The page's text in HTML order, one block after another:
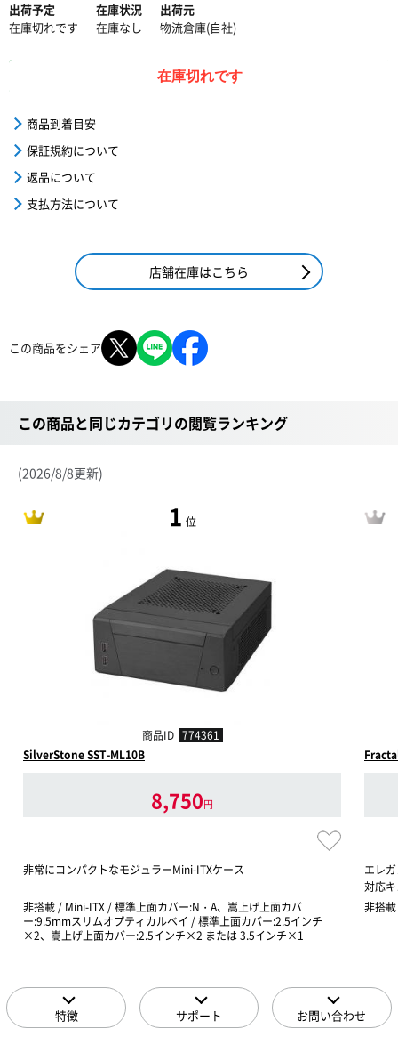
出荷予定
在庫切れです
在庫状況
在庫なし
出荷元
物流倉庫(自社)
在庫切れです
商品到着目安
保証規約について
返品について
支払方法について
店舗在庫はこちら
この商品をシェア
この商品と同じカテゴリの閲覧ランキング
(2026/8/8更新)
1 位
商品ID 774361
SilverStone SST-ML10B
8,750円
非常にコンパクトなモジュラーMini-ITXケース
非搭載 / Mini-ITX / 標準上面カバー:N・A、嵩上げ上面カバ
ー:9.5mmスリムオプティカルベイ / 標準上面カバー:2.5インチ
×2、嵩上げ上面カバー:2.5インチ×2 または 3.5インチ×1
エレ
対応
非搭
特徴 サポート お問い合わせ